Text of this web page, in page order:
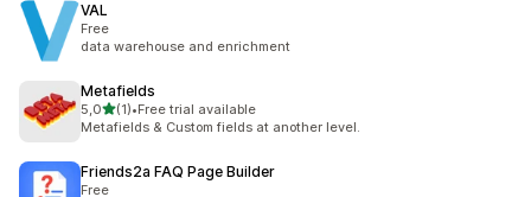
VAL
Free
data warehouse and enrichment
Metafields
5,05 yıldız üzerinden
(1)
toplam 1 değerlendirme
•Free trial available
Metafields & Custom fields at another level.
Friends2a FAQ Page Builder
Free